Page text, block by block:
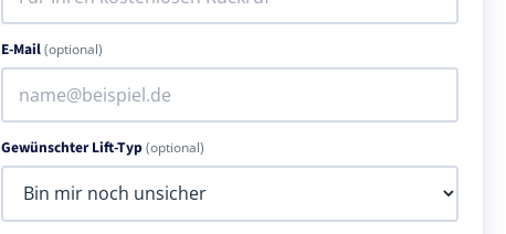
E-Mail(optional)
Gewünschter Lift-Typ(optional)